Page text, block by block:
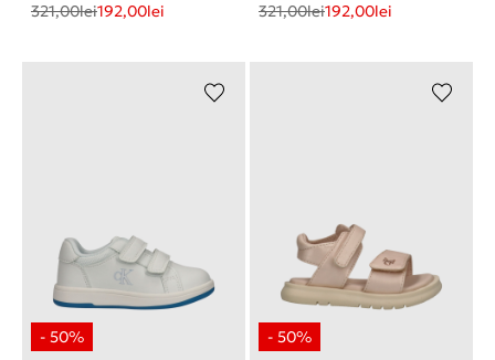
321,00lei192,00lei
321,00lei192,00lei